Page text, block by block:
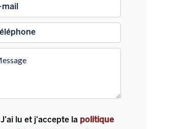
J’ai lu et j'accepte la politique